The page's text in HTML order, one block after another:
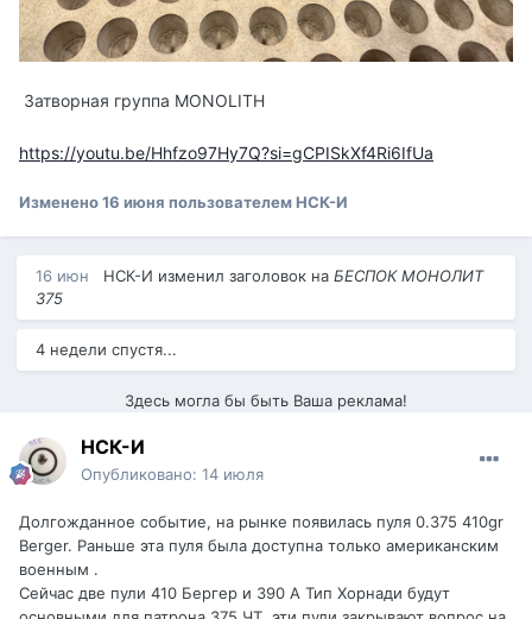
Затворная группа MONOLITH
https://youtu.be/Hhfzo97Hy7Q?si=gCPISkXf4Ri6IfUa
Изменено16 июня пользователем НСК-И
16 июн НСК-И изменил заголовок на БЕСПОК МОНОЛИТ
375
4 недели спустя...
Здесь могла бы быть Ваша реклама!
НСК-И
Опубликовано: 14 июля
Долгожданное событие, на рынке появилась пуля 0.375 410gr
Berger. Раньше эта пуля была доступна только американским
военным .
Сейчас две пули 410 Бергер и 390 А Тип Хорнади будут